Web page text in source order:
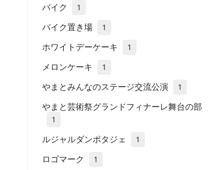
バイク 1
バイク置き場 1
ホワイトデーケーキ 1
メロンケーキ 1
やまとみんなのステージ交流公演 1
やまと芸術祭グランドフィナーレ舞台の部
1
ルジャルダンポタジェ 1
ロゴマーク 1